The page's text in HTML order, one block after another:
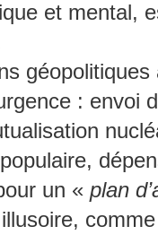
et mental,
géopolitiques
: envoi
un « plan
comme